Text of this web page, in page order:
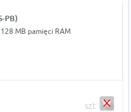
PB)
MB pamięci RAM
szt